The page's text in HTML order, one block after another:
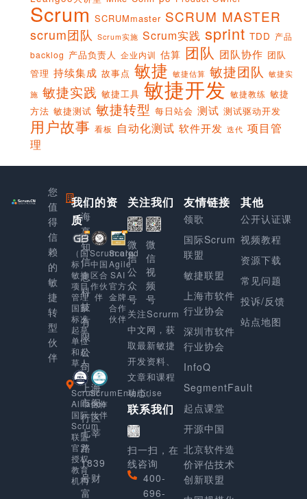
Scrum SCRUMmaster SCRUM MASTER
scrum团队 Scrum实施 Scrum实践 sprint TDD 产品
backlog 产品负责人 企业内训 估算 团队 团队协作 团队
管理 持续集成 故事点 敏捷 敏捷估算 敏捷团队 敏捷实
施 敏捷实践 敏捷工具 敏捷开发 敏捷教练 敏捷
方法 敏捷测试 敏捷转型 每日站会 测试 测试驱动开发
用户故事 看板 自动化测试 软件开发 迭代 项目管
理
您
值
得
信
赖
的
敏
捷
转
型
伙
伴
上
海
享
知
信
息
科
技
有
限
公
司
上海
市闵
行区
七莘
路
1839
号财
富
我们的资
质
（国
标）
敏捷
项目
管理
国家
标准
起草
单位
和起
草人
Scrum.org
中国
区合
作伙
伴
Scaled
Agile
SAI
官方
金牌
合作
伙伴
Scrum
Alliance
国际
Scrum
联盟
官方
授权
教育
机构
ScrumEnterprise
合作
伙伴
关注我们
微
信
公
众
号
微
信
视
频
号
关注Scrurm
中文网，获
取最新敏捷
开发资料、
文章和课程
动态。
联系我们
扫一扫，在
线咨询
400-
696-
友情链接
领歌
国际Scrum
联盟
敏捷联盟
上海市软件
行业协会
深圳市软件
行业协会
InfoQ
SegmentFault
起点课堂
开源中国
北京软件造
价评估技术
创新联盟
其他
公开认证课
视频教程
资源下载
常见问题
投诉/反馈
站点地图